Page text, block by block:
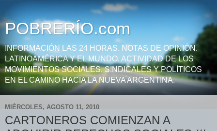
POBRERÍO.com
INFORMACIÓN LAS 24 HORAS. NOTAS DE OPINIÓN.
LATINOAMÉRICA Y EL MUNDO. ACTIVIDAD DE LOS
MOVIMIENTOS SOCIALES, SINDICALES Y POLÍTICOS
EN EL CAMINO HACIA LA NUEVA ARGENTINA.
MIÉRCOLES, AGOSTO 11, 2010
CARTONEROS COMIENZAN A